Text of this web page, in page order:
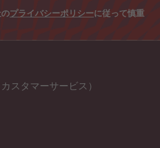
プライバシーポリシーに従って慎重
スタマーサービス）